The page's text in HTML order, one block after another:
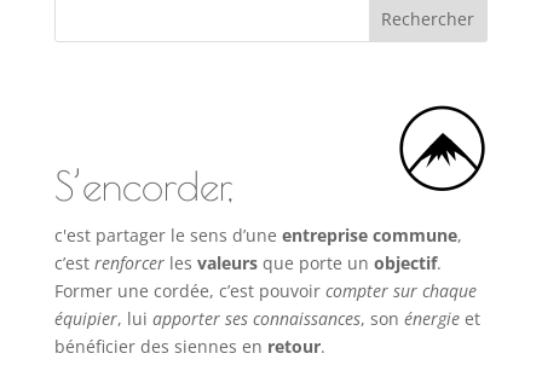
S’encorder,
c'est partager le sens d’une entreprise commune,
c’est renforcerles valeursque porte un objectif.
Former une cordée, c’est pouvoircompter sur chaque
équipier, lui apporter ses connaissances, son énergieet
bénéficier des siennes en retour.